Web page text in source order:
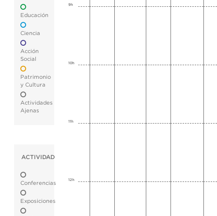
Educación
Ciencia
Acción
Social
Patrimonio
y Cultura
Actividades
Ajenas
ACTIVIDAD
Conferencias
Exposiciones
9h
10h
11h
12h